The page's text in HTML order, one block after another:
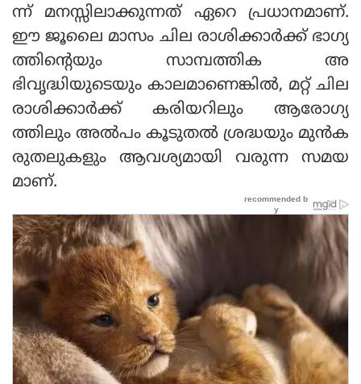
ന്ന് മനസ്സിലാക്കുന്നത് ഏറെ പ്രധാനമാണ്.
ഈ ജൂലൈ മാസം ചില രാശിക്കാര്‍ക്ക് ഭാഗ്യ
ത്തിന്റെയും സാമ്പത്തിക അ
ഭിവൃദ്ധിയുടെയും കാലമാണെങ്കില്‍, മറ്റ് ചില
രാശിക്കാര്‍ക്ക് കരിയറിലും ആരോഗ്യ
ത്തിലും അല്‍പം കൂടുതല്‍ ശ്രദ്ധയും മുന്‍ക
രുതലുകളും ആവശ്യമായി വരുന്ന സമയ
മാണ്.